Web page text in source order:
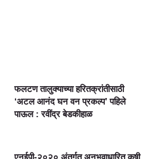
फलटण तालुक्याच्या हरितक्रांतीसाठी
‘अटल आनंद घन वन प्रकल्प’ पहिले
पाऊल : रवींद्र बेडकीहाळ